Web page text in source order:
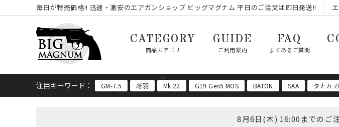
毎日が特売価格!! 迅速・激安のエアガンショップ ビッグマグナム 平日のご注文は即日発送!!
CATEGORY
商品カテゴリ
GUIDE
ご利用案内
FAQ
よくあるご質問
注目キーワード： GM-7.5 冴羽 Mk.22 G19 Gen5 MOS BATON SAA タナカ
8月6日(木) 16:00までのご